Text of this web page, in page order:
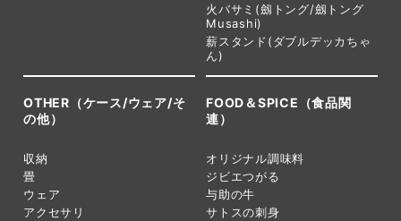
火バサミ(劔トング/劔トング
Musashi)
薪スタンド(ダブルデッカちゃ
ん)
OTHER（ケース/ウェア/そ
の他）
収納
畳
ウェア
アクセサリ
FOOD＆SPICE（食品関
連）
オリジナル調味料
ジビエつがる
与助の牛
サトスの刺身